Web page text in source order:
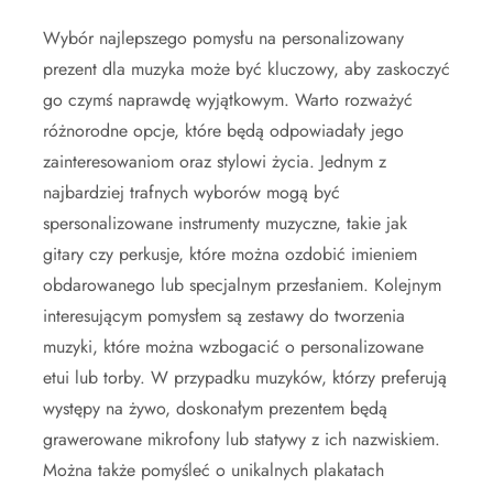
Wybór najlepszego pomysłu na personalizowany
prezent dla muzyka może być kluczowy, aby zaskoczyć
go czymś naprawdę wyjątkowym. Warto rozważyć
różnorodne opcje, które będą odpowiadały jego
zainteresowaniom oraz stylowi życia. Jednym z
najbardziej trafnych wyborów mogą być
spersonalizowane instrumenty muzyczne, takie jak
gitary czy perkusje, które można ozdobić imieniem
obdarowanego lub specjalnym przesłaniem. Kolejnym
interesującym pomysłem są zestawy do tworzenia
muzyki, które można wzbogacić o personalizowane
etui lub torby. W przypadku muzyków, którzy preferują
występy na żywo, doskonałym prezentem będą
grawerowane mikrofony lub statywy z ich nazwiskiem.
Można także pomyśleć o unikalnych plakatach